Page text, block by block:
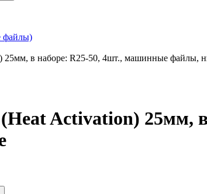
файлы)
25мм, в наборе: R25-50, 4шт., машинные файлы,
Activation) 25мм,